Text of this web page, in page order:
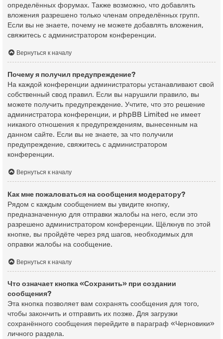
определённых форумах. Также возможно, что добавлять
вложения разрешено только членам определённых групп.
Если вы не знаете, почему не можете добавлять вложения,
свяжитесь с администратором конференции.
Вернуться к началу
Почему я получил предупреждение?
На каждой конференции администраторы устанавливают свой
собственный свод правил. Если вы нарушили правило, вы
можете получить предупреждение. Учтите, что это решение
администратора конференции, и phpBB Limited не имеет
никакого отношения к предупреждениям, вынесенным на
данном сайте. Если вы не знаете, за что получили
предупреждение, свяжитесь с администратором
конференции.
Вернуться к началу
Как мне пожаловаться на сообщения модератору?
Рядом с каждым сообщением вы увидите кнопку,
предназначенную для отправки жалобы на него, если это
разрешено администратором конференции. Щёлкнув по этой
кнопке, вы пройдёте через ряд шагов, необходимых для
оправки жалобы на сообщение.
Вернуться к началу
Что означает кнопка «Сохранить» при создании
сообщения?
Эта кнопка позволяет вам сохранять сообщения для того,
чтобы закончить и отправить их позже. Для загрузки
сохранённого сообщения перейдите в параграф «Черновики»
личного раздела.